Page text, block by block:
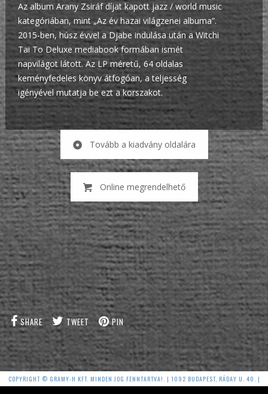
Az album Arany Zsiráf díjat kapott jazz / world music
kategóriában, mint „Az év hazai világzenei albuma”.
2015-ben, húsz évvel a Djabe indulása után a Witchi
Tai To Deluxe mediabook formában ismét
napvilágot látott. Az LP méretű, 64 oldalas
keményfedeles könyv átfogóan, a teljesség
igényével mutatja be ezt a korszakot.
Tovább a kiadvány oldalára
Online megrendelhető
SHARE TWEET PIN
COPYRIGHT © GRAMY-H KFT. MINDEN JOG FENNTARTVA!. | 1092 BUDAPEST, RÁDAY U. 40. |